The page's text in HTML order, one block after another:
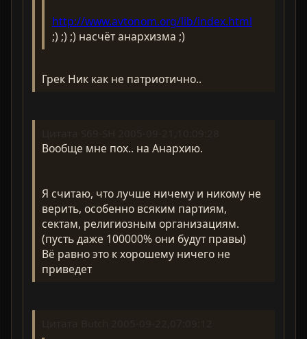
http://www.avtonom.org/lib/index.html
;) ;) ;) насчёт анархизма ;)
Грек Ник как не патриотично..
Вообще мне пох.. на Анархию.
Я считаю, что лучше ничему и никому не
верить, особенно всяким партиям,
сектам, религиозным организациям.
(пусть даже 100000% они будут правы)
Вё равно это к хорошему ничего не
приведет